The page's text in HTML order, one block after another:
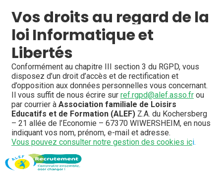
Vos droits au regard de la
loi Informatique et
Libertés
Conformément au chapitre III section 3 du RGPD, vous
disposez d’un droit d’accès et de rectification et
d’opposition aux données personnelles vous concernant.
Il vous suffit de nous écrire sur ref.rgpd@alef.asso.fr ou
par courrier à Association familiale de Loisirs
Educatifs et de Formation (ALEF) Z.A. du Kochersberg
– 21 allée de l’Economie – 67370 WIWERSHEIM, en nous
indiquant vos nom, prénom, e-mail et adresse.
Vous pouvez consulter notre gestion des cookies ici.